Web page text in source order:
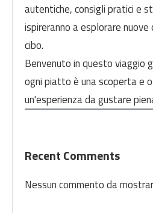
autentiche, consigli pratici e
ispireranno a esplorare
cibo.
Benvenuto in questo viaggio
ogni piatto è una scoperta e
un'esperienza da gustare
Recent Comments
Nessun commento da